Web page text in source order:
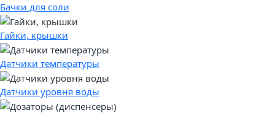
Бачки для соли
Гайки, крышки
Датчики температуры
Датчики уровня воды